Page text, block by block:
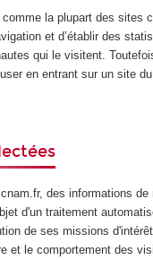
la plupart des sites
et d’établir des
qui le visitent.
en entrant sur un site
des informations de
d'un traitement
de ses missions
et le comportement des